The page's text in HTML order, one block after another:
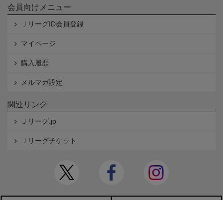
会員向けメニュー
ＪリーグID会員登録
マイページ
購入履歴
メルマガ設定
関連リンク
Ｊリーグ.jp
Ｊリーグチケット